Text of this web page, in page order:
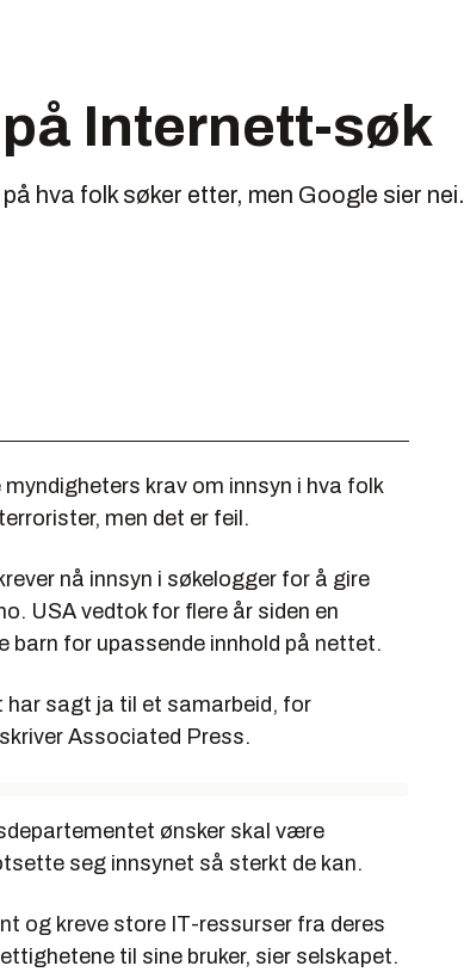
Internett-søk
hva folk søker etter, men Google sier nei.
krav om innsyn i hva folk
men det er feil.
nå innsyn i søkelogger for å gire
USA vedtok for flere år siden en
barn for upassende innhold på nettet.
har sagt ja til et samarbeid, for
Associated Press.
ønsker skal være
seg innsynet så sterkt de kan.
og kreve store IT-ressurser fra deres
til sine bruker, sier selskapet.